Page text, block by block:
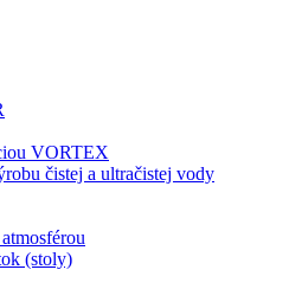
VORTEX
čistej a ultračistej vody
(stoly)